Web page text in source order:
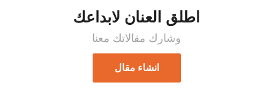
اطلق العنان لابداعك
وشارك مقالاتك معنا
انشاء مقال